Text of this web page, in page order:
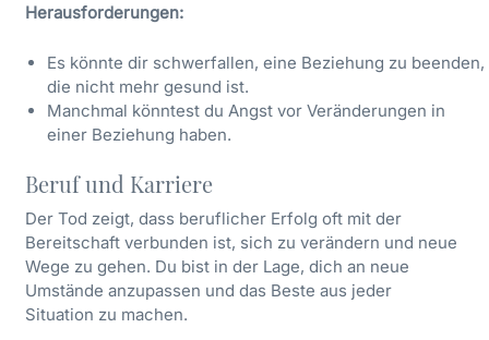
Herausforderungen:
Es könnte dir schwerfallen, eine Beziehung zu beenden,
die nicht mehr gesund ist.
Manchmal könntest du Angst vor Veränderungen in
einer Beziehung haben.
Beruf und Karriere
Der Tod zeigt, dass beruflicher Erfolg oft mit der
Bereitschaft verbunden ist, sich zu verändern und neue
Wege zu gehen. Du bist in der Lage, dich an neue
Umstände anzupassen und das Beste aus jeder
Situation zu machen.